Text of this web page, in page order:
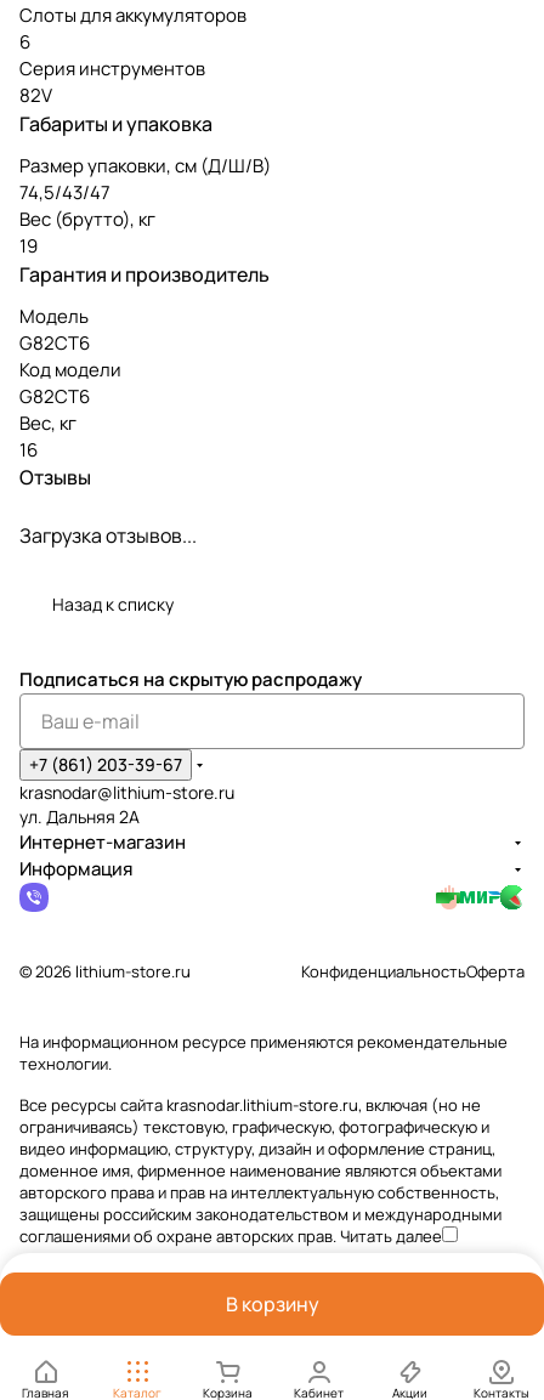
Слоты для аккумуляторов
6
Серия инструментов
82V
Габариты и упаковка
Размер упаковки, см (Д/Ш/В)
74,5/43/47
Вес (брутто), кг
19
Гарантия и производитель
Модель
G82CT6
Код модели
G82CT6
Вес, кг
16
Отзывы
Загрузка отзывов...
Назад к списку
В корзину
Главная Каталог Корзина Кабинет Акции Контакты
Подписаться на скрытую распродажу
+7 (861) 203-39-67
krasnodar@lithium-store.ru
ул. Дальняя 2А
Интернет-магазин
Информация
© 2026 lithium-store.ru КонфиденциальностьОферта
На информационном ресурсе применяютсярекомендательные
технологии.
Все ресурсы сайта krasnodar.lithium-store.ru, включая (но не
ограничиваясь) текстовую, графическую, фотографическую и
видео информацию, структуру, дизайн и оформление страниц,
доменное имя, фирменное наименование являются объектами
авторского права и прав на интеллектуальную собственность,
защищены российским законодательством и международными
соглашениями об охране авторских прав.Читать далее